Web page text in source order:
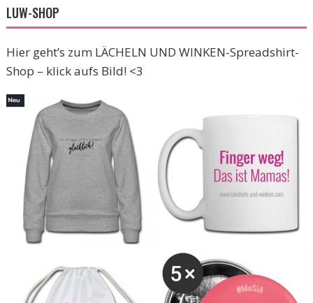
LUW-SHOP
Hier geht’s zum LÄCHELN UND WINKEN-Spreadshirt-
Shop – klick aufs Bild! <3